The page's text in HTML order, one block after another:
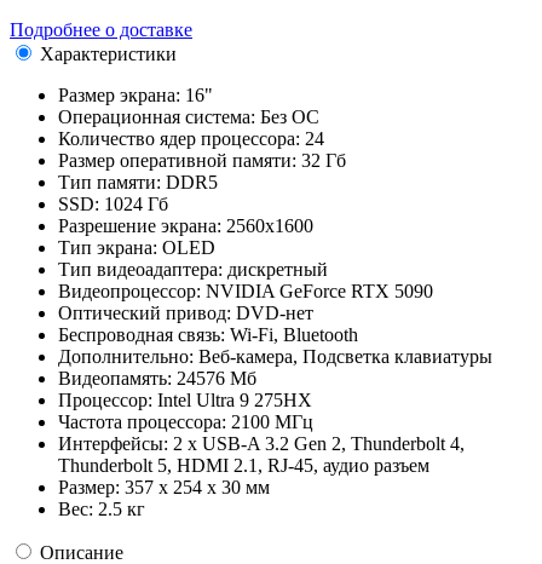
Подробнее о доставке
Характеристики
Размер экрана: 16"
Операционная система: Без ОС
Количество ядер процессора: 24
Размер оперативной памяти: 32 Гб
Тип памяти: DDR5
SSD: 1024 Гб
Разрешение экрана: 2560x1600
Тип экрана: OLED
Тип видеоадаптера: дискретный
Видеопроцессор: NVIDIA GeForce RTX 5090
Оптический привод: DVD-нет
Беспроводная связь: Wi-Fi, Bluetooth
Дополнительно: Веб-камера, Подсветка клавиатуры
Видеопамять: 24576 Мб
Процессор: Intel Ultra 9 275HX
Частота процессора: 2100 МГц
Интерфейсы: 2 x USB-A 3.2 Gen 2, Thunderbolt 4,
Thunderbolt 5, HDMI 2.1, RJ-45, аудио разъем
Размер: 357 x 254 x 30 мм
Вес: 2.5 кг
Описание